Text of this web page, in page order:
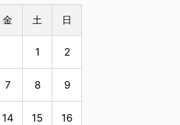
金 土 日
1 2
7 8 9
14 15 16